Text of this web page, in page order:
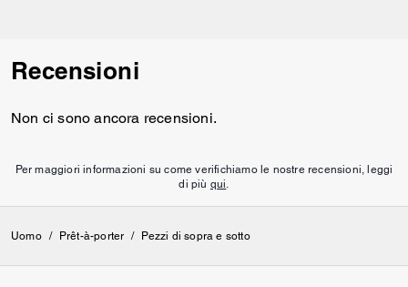
Recensioni
Non ci sono ancora recensioni.
Per maggiori informazioni su come verifichiamo le nostre recensioni, leggi
di più qui
Uomo / Prêt-à-porter / Pezzi di sopra e sotto